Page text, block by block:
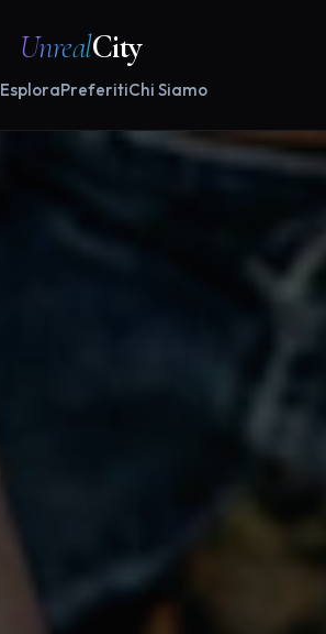
UnrealCity
EsploraPreferitiChi Siamo